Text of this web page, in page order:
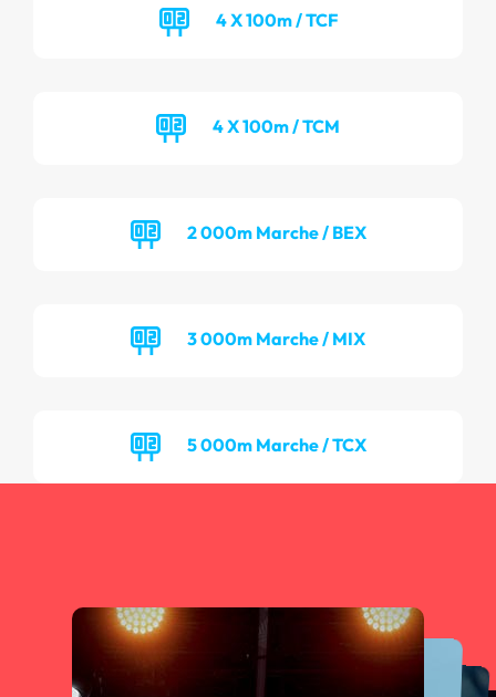
4 X 100m / TCF
4 X 100m / TCM
2 000m Marche / BEX
3 000m Marche / MIX
5 000m Marche / TCX